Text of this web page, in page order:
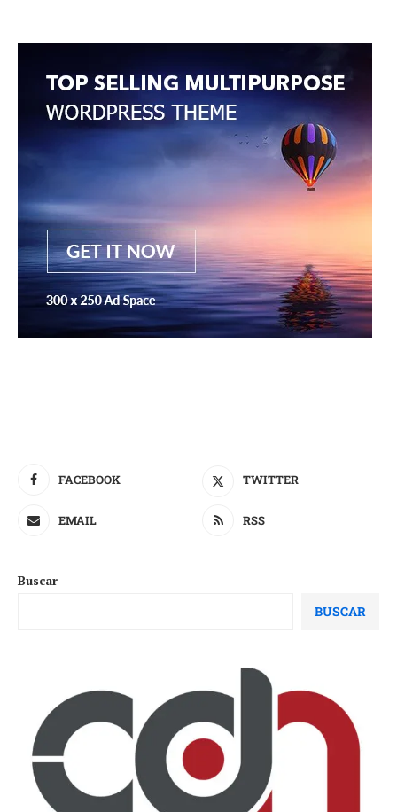
FACEBOOK TWITTER
EMAIL RSS
Buscar
BUSCAR